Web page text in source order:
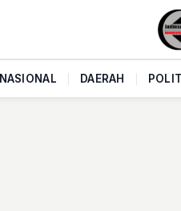
NASIONAL DAERAH